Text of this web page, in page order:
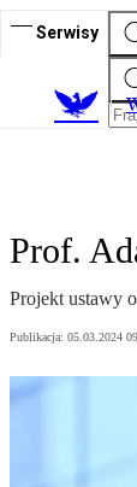
Serwisy
Prof.
Projekt ustawy
Publikacja: 05.03.2024